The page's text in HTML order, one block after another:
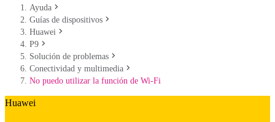
Ayuda
Guías de dispositivos
Huawei
P9
Solución de problemas
Conectividad y multimedia
No puedo utilizar la función de Wi-Fi
Huawei